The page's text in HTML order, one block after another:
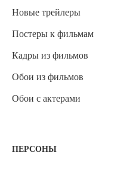
Новые трейлеры
Постеры к фильмам
Кадры из фильмов
Обои из фильмов
Обои с актерами
ПЕРСОНЫ